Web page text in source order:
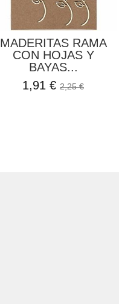
MADERITAS RAMA
CON HOJAS Y
BAYAS...
1,91 €2,25 €